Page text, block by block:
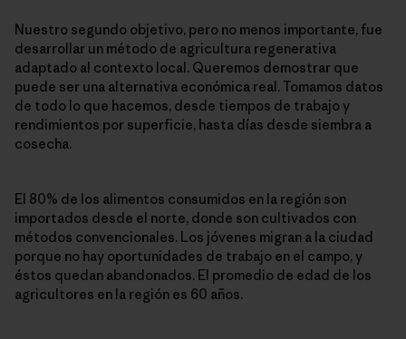
Nuestro segundo objetivo, pero no menos importante, fue
desarrollar un método de agricultura regenerativa
adaptado al contexto local. Queremos demostrar que
puede ser una alternativa económica real. Tomamos datos
de todo lo que hacemos, desde tiempos de trabajo y
rendimientos por superficie, hasta días desde siembra a
cosecha.
El 80% de los alimentos consumidos en la región son
importados desde el norte, donde son cultivados con
métodos convencionales. Los jóvenes migran a la ciudad
porque no hay oportunidades de trabajo en el campo, y
éstos quedan abandonados. El promedio de edad de los
agricultores en la región es 60 años.